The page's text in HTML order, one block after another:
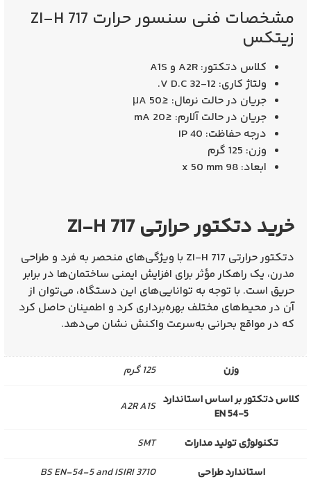
مشخصات فنی سنسور حرارت ZI-H 717
زیتکس
کلاس دتکتور: A2R و A1S
ولتاژ کاری: 12-32 V D.C.
جریان در حالت نرمال: ≤50 μA
جریان در حالت آلارم: ≤20 mA
درجه حفاظت: IP 40
وزن: 125 گرم
ابعاد: 98 x 50 mm
خرید دتکتور حرارتی ZI-H 717
دتکتور حرارتی ZI-H 717
با ویژگی‌های منحصر به فرد و طراحی
مدرن، یک راهکار مؤثر برای افزایش ایمنی ساختمان‌ها در برابر
حریق است. با توجه به توانایی‌های این دستگاه، می‌توان از
آن در محیط‌های مختلف بهره‌برداری کرد و اطمینان حاصل کرد
که در مواقع بحرانی به‌سرعت واکنش نشان می‌دهد.
وزن
125 گرم
کلاس دتکتور بر اساس استاندارد
EN 54-5
A2R A1S
تکنولوژی تولید مدارات
SMT
استاندارد طراحی
BS EN-54-5 and ISIRI 3710